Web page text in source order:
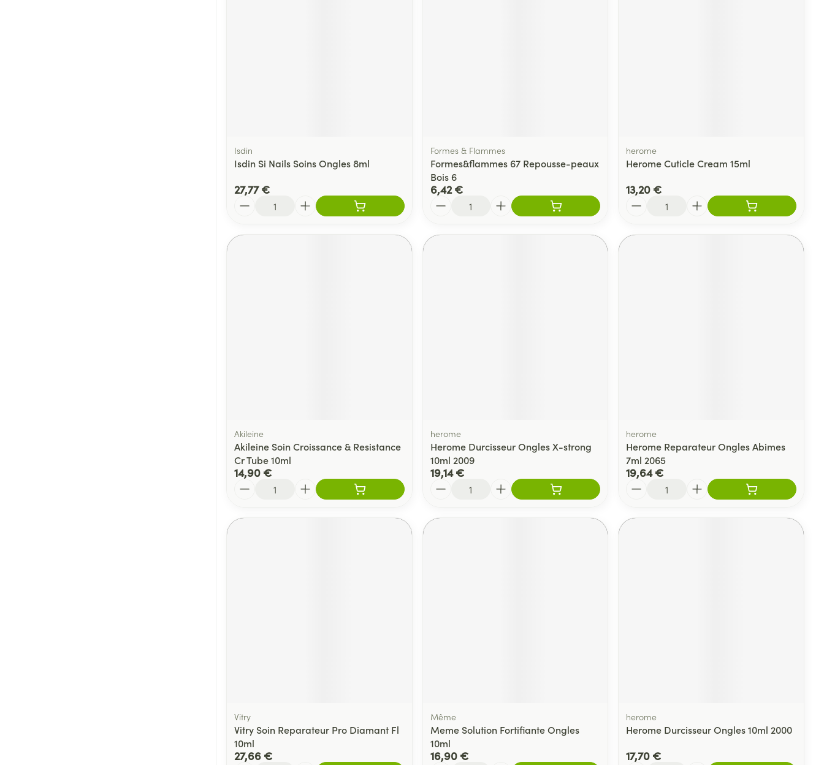
Isdin
Isdin Si Nails Soins Ongles 8ml
27,77 €
Formes & Flammes
Formes&flammes 67 Repousse-peaux
Bois 6
6,42 €
herome
Herome Cuticle Cream 15ml
13,20 €
Akileine
Akileine Soin Croissance & Resistance
Cr Tube 10ml
14,90 €
herome
Herome Durcisseur Ongles X-strong
10ml 2009
19,14 €
herome
Herome Reparateur Ongles Abimes
7ml 2065
19,64 €
Vitry
Vitry Soin Reparateur Pro Diamant Fl
10ml
27,66 €
Même
Meme Solution Fortifiante Ongles
10ml
16,90 €
herome
Herome Durcisseur Ongles 10ml 2000
17,70 €